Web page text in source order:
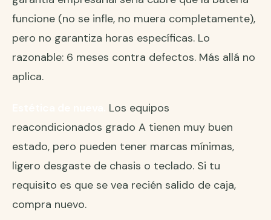
funcione (no se infle, no muera completamente),
pero no garantiza horas específicas. Lo
razonable: 6 meses contra defectos. Más allá no
aplica.
Los equipos
reacondicionados grado A tienen muy buen
estado, pero pueden tener marcas mínimas,
ligero desgaste de chasis o teclado. Si tu
requisito es que se vea recién salido de caja,
compra nuevo.